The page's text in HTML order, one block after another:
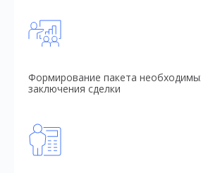
Формирование пакета
заключения сделки